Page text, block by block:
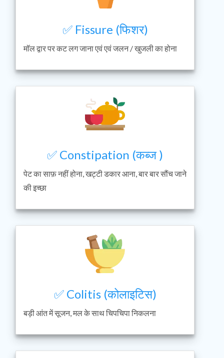
✅ Fissure (फिशर)
मॉल द्वार पर कट लग जाना एवं एवं जलन / खुजली का होना
✅ Constipation (कब्ज )
पेट का साफ़ नहीं होना, खट्टी डकार आना, बार बार सौंच जाने
की इच्छा
✅ Colitis (कोलाइटिस)
बड़ी आंत में सूजन, मल के साथ चिपचिपा निकलना